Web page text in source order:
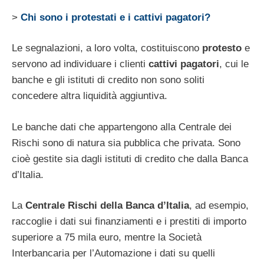
> Chi sono i protestati e i cattivi pagatori?
Le segnalazioni, a loro volta, costituiscono protesto e
servono ad individuare i clienti cattivi pagatori, cui le
banche e gli istituti di credito non sono soliti
concedere altra liquidità aggiuntiva.
Le banche dati che appartengono alla Centrale dei
Rischi sono di natura sia pubblica che privata. Sono
cioè gestite sia dagli istituti di credito che dalla Banca
d’Italia.
LaCentrale Rischi della Banca d’Italia, ad esempio,
raccoglie i dati sui finanziamenti e i prestiti di importo
superiore a 75 mila euro, mentre la Società
Interbancaria per l’Automazione i dati su quelli